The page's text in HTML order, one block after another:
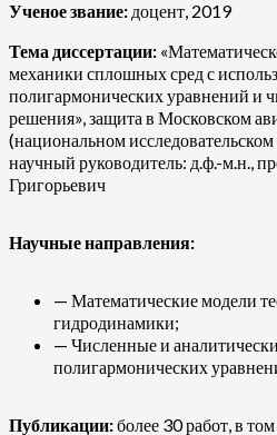
Ученое звание: доцент, 2019
Тема диссертации:
механики сплошных сред с
полигармонических уравнений и
решения», защита в Московском
(национальном
научный руководитель: д.ф.-м.н.,
Григорьевич
Научные направления:
— Математические модели
гидродинамики;
— Численные и
полигармонических
Публикации:более 30 работ, в